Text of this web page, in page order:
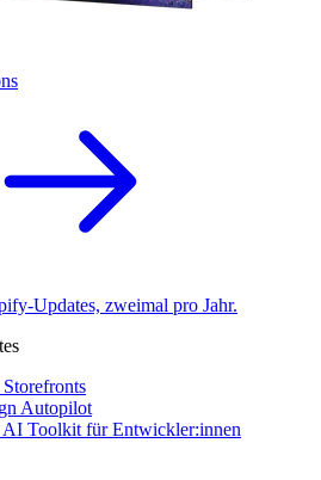
Updates, zweimal pro Jahr.
Autopilot
AI Toolkit für Entwickler:innen